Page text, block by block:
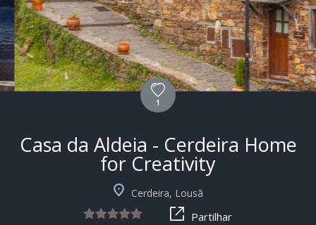
1
Casa da Aldeia - Cerdeira Home
for Creativity
Cerdeira, Lousã
Partilhar